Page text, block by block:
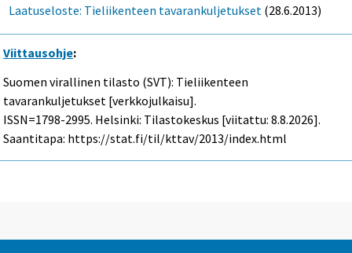
Laatuseloste: Tieliikenteen tavarankuljetukset (28.6.2013)
Viittausohje:
Suomen virallinen tilasto (SVT): Tieliikenteen
tavarankuljetukset [verkkojulkaisu].
ISSN=1798-2995. Helsinki: Tilastokeskus [viitattu: 8.8.2026].
Saantitapa: https://stat.fi/til/kttav/2013/index.html